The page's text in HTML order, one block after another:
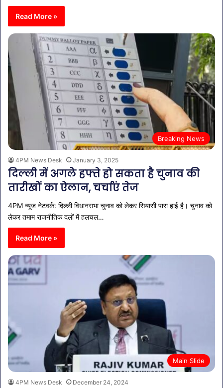
Read More »
Breaking News
4PM News Desk January 3, 2025
दिल्ली में अगले हफ्ते हो सकता है चुनाव की
तारीखों का ऐलान, चर्चाएं तेज
4PM न्यूज नेटवर्क: दिल्ली विधानसभा चुनाव को लेकर सियासी पारा हाई है। चुनाव को
लेकर तमाम राजनीतिक दलों में हलचल…
Read More »
Main Slide
4PM News Desk December 24, 2024